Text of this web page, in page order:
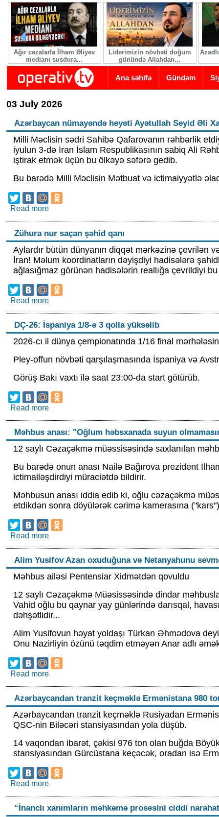
Skip to main content
Ağır cəzalarla İlham Əliyev
medianı susdura...
Liderimizin növbəti doğum
günündə Allahdan...
Ana səhifə Gündəm
03 July 2026
Azərbaycan nümayəndə heyəti Ayətullah Seyid Əli
Milli Məclisin sədri Sahibə Qafarovanın rəhbərlik
iyulun 3-də İran İslam Respublikasının sabiq Ali
iştirak etmək üçün bu ölkəyə səfərə gedib.
Bu barədə Milli Məclisin Mətbuat və ictimaiyyətlə
Read moreabout Azərbaycan nümayəndə heyəti Ayətullah
Zühura nur saçan şəhid qanı
Aylardır bütün dünyanın diqqət mərkəzinə çevrilən
İran! Məlum koordinatların dəyişdiyi hadisələrə
ağlasığmaz görünən hadisələrin reallığa çevrildiyi
Read moreabout Zühura nur saçan şəhid qanı
DÇ-26: İspaniya 1/8-ə 3 qolla yüksəlib
2026-cı il dünya çempionatında 1/16 final
Pley-offun növbəti qarşılaşmasında İspaniya və
Görüş Bakı vaxtı ilə saat 23:00-da start götürüb.
Read moreabout DÇ-26: İspaniya 1/8-ə 3 qolla yüksəlib
Məhbus anası: "Oğlum həbsxanada suyun
12 saylı Cəzaçəkmə müəssisəsində saxlanılan
Bu barədə onun anası Nailə Bağırova prezident
ictimailəşdirdiyi müraciətdə bildirir.
Məhbusun anası iddia edib ki, oğlu cəzaçəkmə
etdikdən sonra döyülərək cərimə kamerasına ("kars")
Read moreabout Məhbus anası: "Oğlum həbsxanada
Alim Yusifov Azan oxuduğuna və Netanyahunu
Məhbus ailəsi Pentensiar Xidmətdən qovuldu
12 saylı Cəzaçəkmə Müəsissəsində dindar
Vahid oğlu bu qaynar yay günlərində darısqal,
dəhşətlidir...
Alim Yusifovun həyat yoldaşı Türkan Əhmədova
Onu Nazirliyin özünü təqdim etməyən Anar adlı
Read moreabout Alim Yusifov Azan oxuduğuna və
Azərbaycandan tranzit keçməklə Ermənistana 980
Azərbaycandan tranzit keçməklə Rusiyadan
QSC-nin Biləcəri stansiyasından yola düşüb.
14 vaqondan ibarət, çəkisi 976 ton olan buğda
stansiyasından Gürcüstana keçəcək, oradan isə
Read moreabout Azərbaycandan tranzit keçməklə
“İnanclı xanımların məhkəmə prosesini ciddi